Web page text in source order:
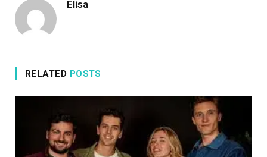
Elisa
RELATED POSTS